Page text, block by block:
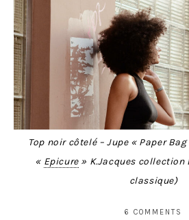
Top noir côtelé – Jupe « Paper Bag
« Epicure» K.Jacques collection
classique)
6 COMMENTS